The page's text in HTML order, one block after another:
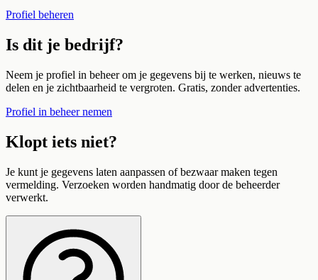
Profiel beheren
Is dit je bedrijf?
Neem je profiel in beheer om je gegevens bij te werken, nieuws te
delen en je zichtbaarheid te vergroten. Gratis, zonder advertenties.
Profiel in beheer nemen
Klopt iets niet?
Je kunt je gegevens laten aanpassen of bezwaar maken tegen
vermelding. Verzoeken worden handmatig door de beheerder
verwerkt.